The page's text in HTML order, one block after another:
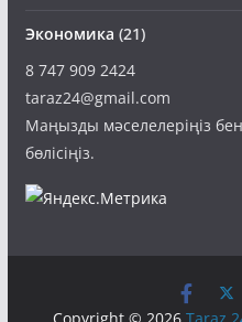
Экономика (21)
8 747 909 2424
taraz24@gmail.com
Маңызды мәселелеріңіз
бөлісіңіз.